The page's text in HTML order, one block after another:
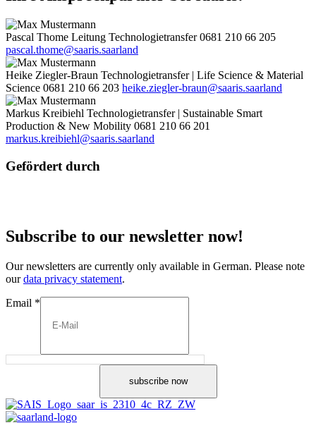
Pascal Thome Leitung Technologietransfer 0681 210 66 205
pascal.thome@saaris.saarland
Heike Ziegler-Braun Technologietransfer | Life Science & Material
Science 0681 210 66 203 heike.ziegler-braun@saaris.saarland
Markus Kreibiehl Technologietransfer | Sustainable Smart
Production & New Mobility 0681 210 66 201
markus.kreibiehl@saaris.saarland
Gefördert durch
Subscribe to our newsletter now!
Our newsletters are currently only available in German. Please note
ourdata privacy statement.
Email *
subscribe now